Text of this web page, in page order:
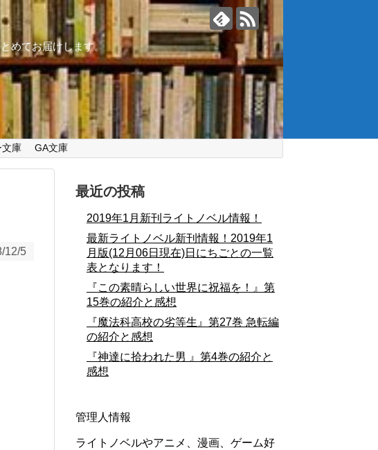
めてお届けします。
文庫 GA文庫
12/5
最近の投稿
2019年1月新刊ライトノベル情報！
最新ライトノベル新刊情報！2019年1
月版(12月06日現在)日にちごとの一覧
表となります！
『この素晴らしい世界に祝福を！』第
15巻の紹介と感想
『魔法科高校の劣等生』第27巻 急転編
の紹介と感想
『神達に拾われた男 』第4巻の紹介と
感想
管理人情報
ライトノベルやアニメ、漫画、ゲーム好